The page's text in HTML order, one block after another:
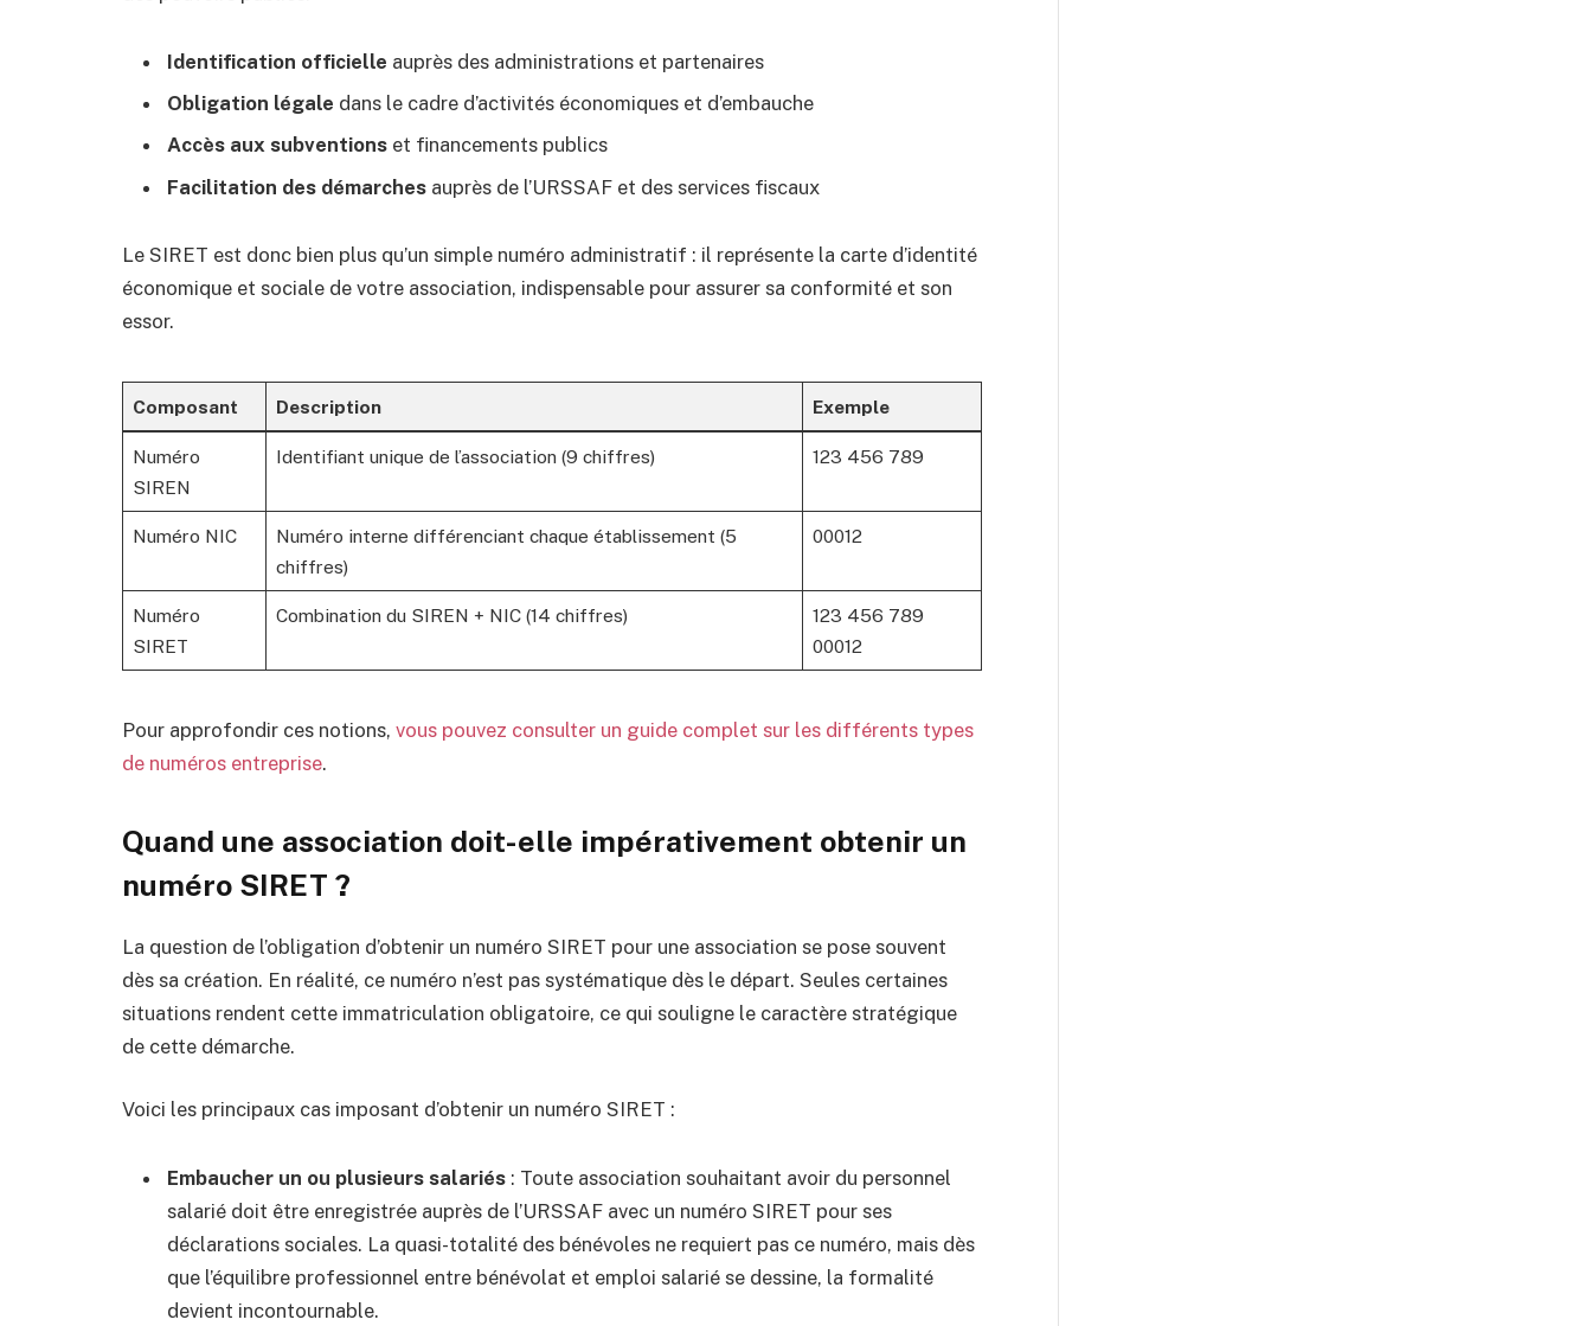
Identification officielle auprès des administrations et partenaires
Obligation légale dans le cadre d’activités économiques et d’embauche
Accès aux subventions et financements publics
Facilitation des démarches auprès de l’URSSAF et des services fiscaux
Le SIRET est donc bien plus qu’un simple numéro administratif : il représente la carte d’identité
économique et sociale de votre association, indispensable pour assurer sa conformité et son
essor.
Composant Description Exemple
Numéro
SIREN
Identifiant unique de l’association (9 chiffres) 123 456 789
Numéro NIC
Numéro interne différenciant chaque établissement (5
chiffres)
00012
Numéro
SIRET
Combination du SIREN + NIC (14 chiffres)
123 456 789
00012
Pour approfondir ces notions, vous pouvez consulter un guide complet sur les différents types
de numéros entreprise.
Quand une association doit-elle impérativement obtenir un
numéro SIRET ?
La question de l’obligation d’obtenir un numéro SIRET pour une association se pose souvent
dès sa création. En réalité, ce numéro n’est pas systématique dès le départ. Seules certaines
situations rendent cette immatriculation obligatoire, ce qui souligne le caractère stratégique
de cette démarche.
Voici les principaux cas imposant d’obtenir un numéro SIRET :
Embaucher un ou plusieurs salariés : Toute association souhaitant avoir du personnel
salarié doit être enregistrée auprès de l’URSSAF avec un numéro SIRET pour ses
déclarations sociales. La quasi-totalité des bénévoles ne requiert pas ce numéro, mais dès
que l’équilibre professionnel entre bénévolat et emploi salarié se dessine, la formalité
devient incontournable.